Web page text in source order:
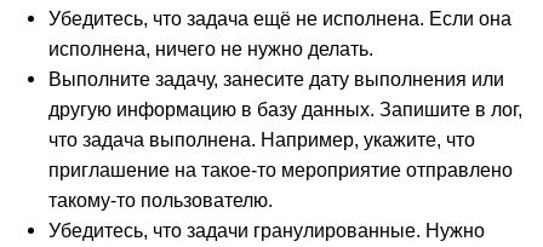
Убедитесь, что задача ещё не исполнена. Если она
исполнена, ничего не нужно делать.
Выполните задачу, занесите дату выполнения или
другую информацию в базу данных. Запишите в лог,
что задача выполнена. Например, укажите, что
приглашение на такое-то мероприятие отправлено
такому-то пользователю.
Убедитесь, что задачи гранулированные. Нужно